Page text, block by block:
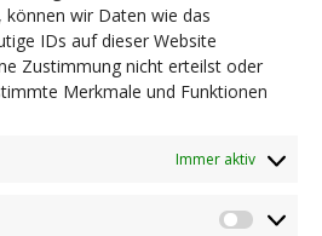
wir Daten wie das
IDs auf dieser Website
Zustimmung nicht erteilst oder
Merkmale und Funktionen
Immer aktiv